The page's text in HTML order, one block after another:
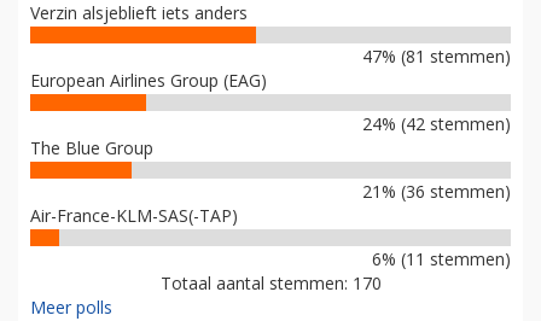
Verzin alsjeblieft iets anders
47% (81 stemmen)
European Airlines Group (EAG)
24% (42 stemmen)
The Blue Group
21% (36 stemmen)
Air-France-KLM-SAS(-TAP)
6% (11 stemmen)
Totaal aantal stemmen: 170
Meer polls